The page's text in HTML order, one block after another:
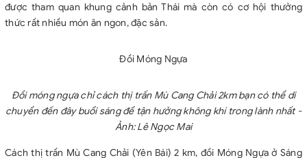
được tham quan khung cảnh bản Thái mà còn có cơ hội thưởng
thức rất nhiều món ăn ngon, đặc sản.
Đồi Móng Ngựa
Đồi móng ngựa chỉ cách thị trấn Mù Cang Chải 2km bạn có thể di
chuyển đến đây buổi sáng để tận hưởng không khí trong lành nhất -
Ảnh: Lê Ngọc Mai
Cách thị trấn Mù Cang Chải (Yên Bái) 2 km, đồi Móng Ngựa ở Sáng